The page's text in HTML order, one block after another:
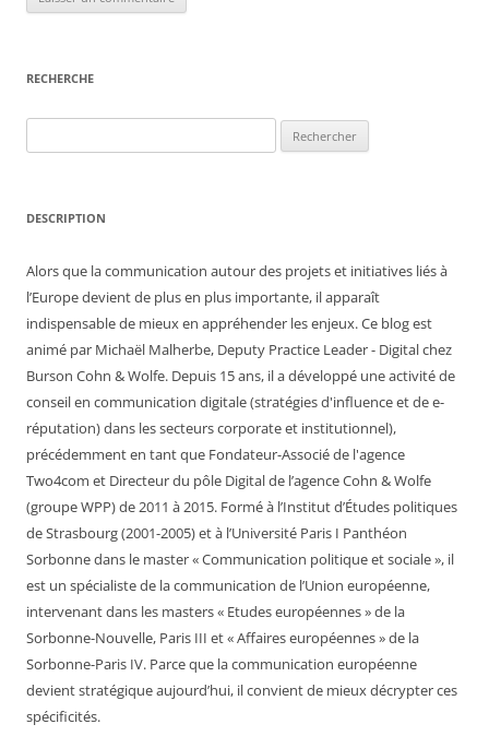
RECHERCHE
DESCRIPTION
Alors que la communication autour des projets et initiatives liés à
l’Europe devient de plus en plus importante, il apparaît
indispensable de mieux en appréhender les enjeux. Ce blog est
animé par Michaël Malherbe, Deputy Practice Leader - Digital chez
Burson Cohn & Wolfe. Depuis 15 ans, il a développé une activité de
conseil en communication digitale (stratégies d'influence et de e-
réputation) dans les secteurs corporate et institutionnel),
précédemment en tant que Fondateur-Associé de l'agence
Two4com et Directeur du pôle Digital de l’agence Cohn & Wolfe
(groupe WPP) de 2011 à 2015. Formé à l’Institut d’Études politiques
de Strasbourg (2001-2005) et à l’Université Paris I Panthéon
Sorbonne dans le master « Communication politique et sociale », il
est un spécialiste de la communication de l’Union européenne,
intervenant dans les masters « Etudes européennes » de la
Sorbonne-Nouvelle, Paris III et « Affaires européennes » de la
Sorbonne-Paris IV. Parce que la communication européenne
devient stratégique aujourd’hui, il convient de mieux décrypter ces
spécificités.